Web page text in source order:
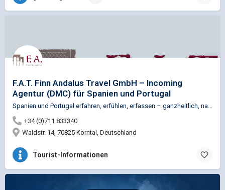
F.A.T. Finn Andalus Travel GmbH – Incoming
Agentur (DMC) für Spanien und Portugal
+34 (0)711 833340
Waldstr. 14, 70825 Korntal, Deutschland
Tourist-Informationen